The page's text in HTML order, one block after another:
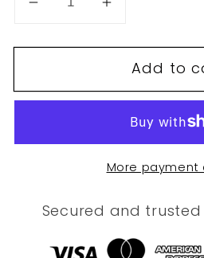
Decrease
for
Increase
for
Add to
More payment
Secured and